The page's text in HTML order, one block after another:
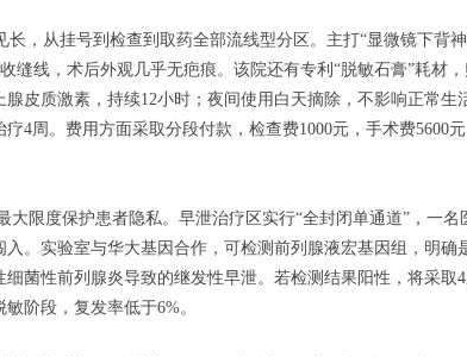
长，从挂号到检查到取药全部流线型分区。主打“显微镜下背
缝线，术后外观几乎无疤痕。该院还有专利“脱敏石膏”耗材
皮质激素，持续12小时；夜间使用白天摘除，不影响正常生
4周。费用方面采取分段付款，检查费1000元，手术费5600
大限度保护患者隐私。早泄治疗区实行“全封闭单通道”，一名
。实验室与华大基因合作，可检测前列腺液宏基因组，明确
菌性前列腺炎导致的继发性早泄。若检测结果阳性，将采取
阶段，复发率低于6%。